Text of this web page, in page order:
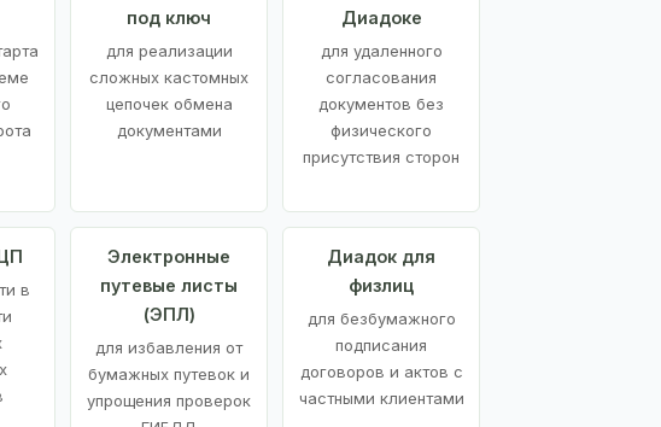
под ключ
для реализации
сложных кастомных
цепочек обмена
документами
Диадоке
для удаленного
согласования
документов без
физического
присутствия сторон
в
Электронные
путевые листы
(ЭПЛ)
для избавления от
бумажных путевок и
упрощения проверок
Диадок для
физлиц
для безбумажного
подписания
договоров и актов с
частными клиентами